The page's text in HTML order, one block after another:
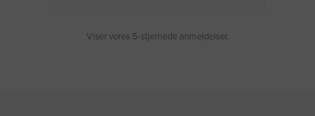
Viser vores 5-stjernede anmeldelser.